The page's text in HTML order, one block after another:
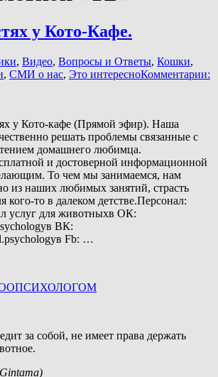
у Кото-Кафе.
, Видео, Вопросы и Ответы, Кошки,
, СМИ о нас, Это интересноКомментарии:
у Кото-кафе (Прямой эфир). Наша
решать проблемы связанные с
домашнего любимца.
и достоверной информационной
То чем мы занимаемся, нам
из наших любимых занятий, страсть
кого-то в далеком детстве.Персонал:
услуг для животныхв ОК:
ВК:
Fb: …
ЗООПСИХОЛОГОМ
за собой, не имеет права держать